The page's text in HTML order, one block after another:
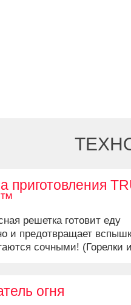
приготовления
решетка готовит еду
и предотвращает
сочными! (Горелки и
огня